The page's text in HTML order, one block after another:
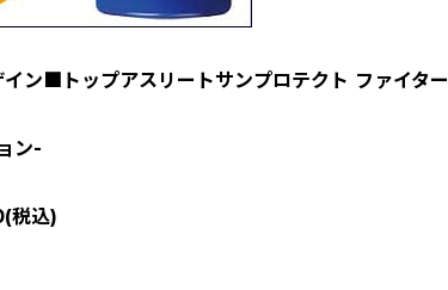
ン■トップアスリートサンプロテクト ファイター
ン-
税込)